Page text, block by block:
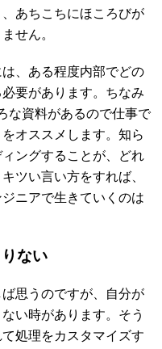
あちこちにほころびが
せん。
、ある程度内部でどの
要があります。ちなみ
な資料があるので仕事で
オススメします。知ら
ングすることが、どれ
ツい言い方をすれば、
ニアで生きていくのは
ない
思うのですが、自分が
い時があります。そう
処理をカスタマイズす